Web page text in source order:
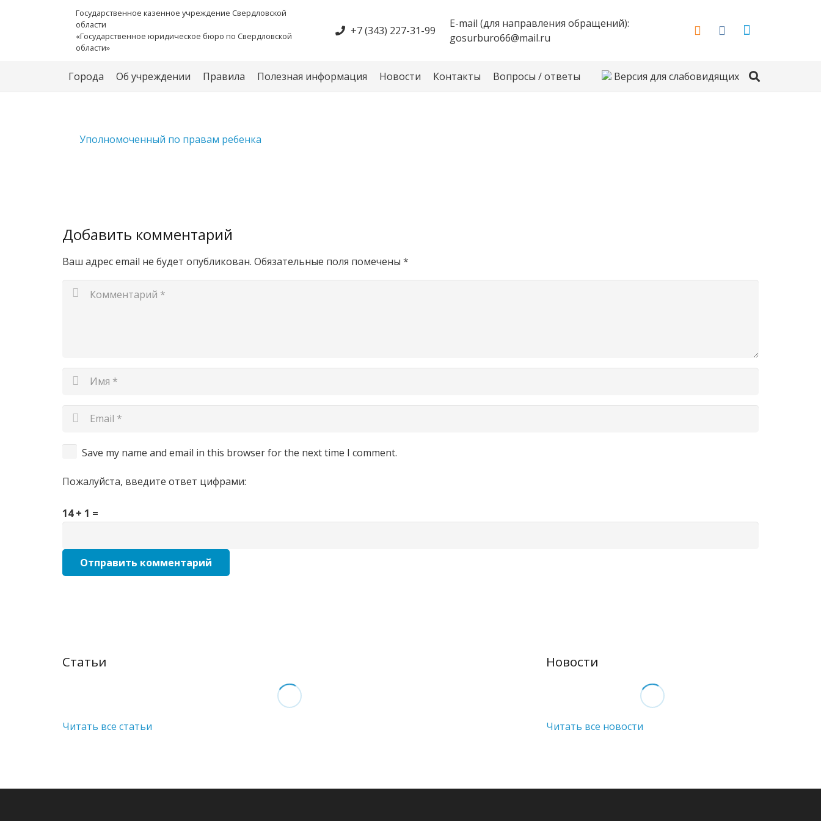
Государственное казенное учреждение Свердловской
области
«Государственное юридическое бюро по Свердловской
области»
+7 (343) 227-31-99
E-mail (для направления обращений):
gosurburo66@mail.ru
Города Об учреждении Правила Полезная информация Новости Контакты Вопросы / ответы Версия для слабовидящих
Уполномоченный по правам ребенка
Добавить комментарий
Ваш адрес email не будет опубликован. Обязательные поля помечены *
Save my name and email in this browser for the next time I comment.
Пожалуйста, введите ответ цифрами:
14 + 1 =
Отправить комментарий
Статьи
Читать все статьи
Новости
Читать все новости